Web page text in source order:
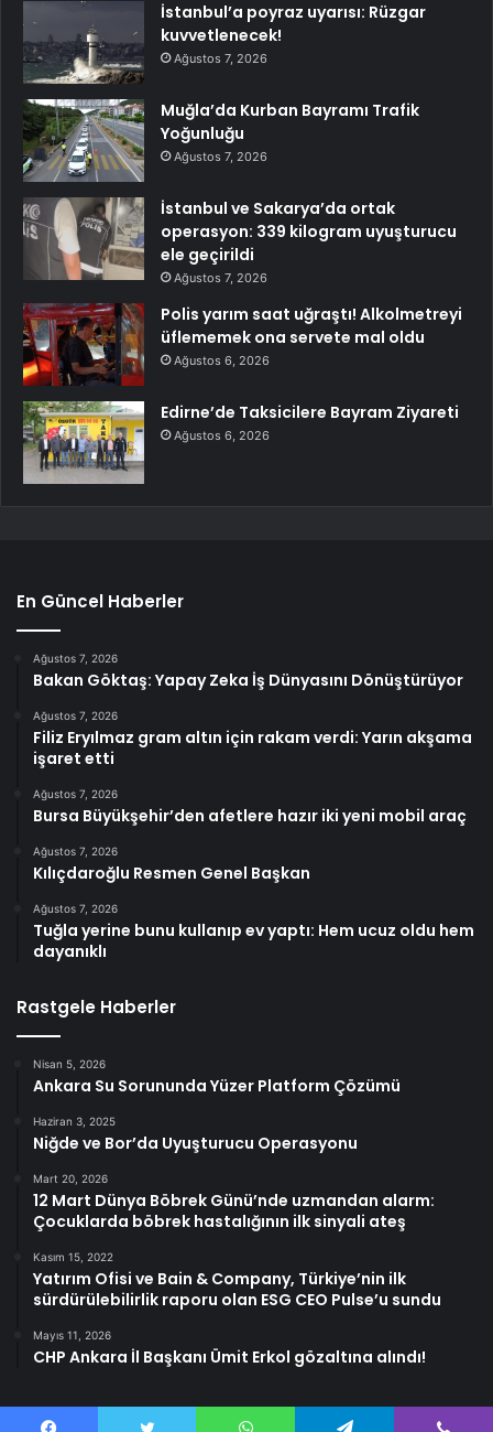
İstanbul’a poyraz uyarısı: Rüzgar
kuvvetlenecek!
Ağustos 7, 2026
Muğla’da Kurban Bayramı Trafik
Yoğunluğu
Ağustos 7, 2026
İstanbul ve Sakarya’da ortak
operasyon: 339 kilogram uyuşturucu
ele geçirildi
Ağustos 7, 2026
Polis yarım saat uğraştı! Alkolmetreyi
üflememek ona servete mal oldu
Ağustos 6, 2026
Edirne’de Taksicilere Bayram Ziyareti
Ağustos 6, 2026
En Güncel Haberler
Ağustos 7, 2026
Bakan Göktaş: Yapay Zeka İş Dünyasını Dönüştürüyor
Ağustos 7, 2026
Filiz Eryılmaz gram altın için rakam verdi: Yarın akşama
işaret etti
Ağustos 7, 2026
Bursa Büyükşehir’den afetlere hazır iki yeni mobil araç
Ağustos 7, 2026
Kılıçdaroğlu Resmen Genel Başkan
Ağustos 7, 2026
Tuğla yerine bunu kullanıp ev yaptı: Hem ucuz oldu hem
dayanıklı
Rastgele Haberler
Nisan 5, 2026
Ankara Su Sorununda Yüzer Platform Çözümü
Haziran 3, 2025
Niğde ve Bor’da Uyuşturucu Operasyonu
Mart 20, 2026
12 Mart Dünya Böbrek Günü’nde uzmandan alarm:
Çocuklarda böbrek hastalığının ilk sinyali ateş
Kasım 15, 2022
Yatırım Ofisi ve Bain & Company, Türkiye’nin ilk
sürdürülebilirlik raporu olan ESG CEO Pulse’u sundu
Mayıs 11, 2026
CHP Ankara İl Başkanı Ümit Erkol gözaltına alındı!